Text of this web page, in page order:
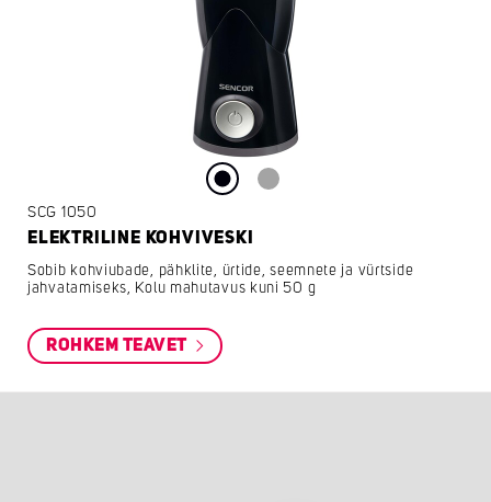
SCG 1050
ELEKTRILINE KOHVIVESKI
Sobib kohviubade, pähklite, ürtide, seemnete ja vürtside
jahvatamiseks, Kolu mahutavus kuni 50 g
ROHKEM TEAVET